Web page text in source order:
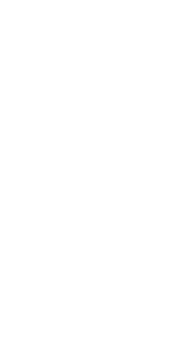
字形式的工作进
的项目申请书，而不
图片、表格和方案
申请。任何不符